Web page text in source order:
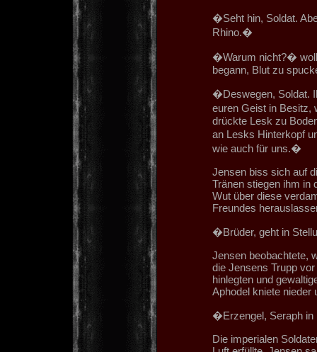
�Seht hin, Soldat.
Rhino.�
�Warum nicht?�
begann, Blut zu
�Deswegen, Soldat.
euren Geist in Besitz,
drückte Lesk zu
an Lesks Hinterkopf
wie auch für uns.�
Jensen biss sich auf
Tränen stiegen ihm in
Wut über diese
Freundes
�Brüder, geht in
Jensen beobachtete,
die Jensens Trupp
hinlegten und
Aphodel kniete nieder
�Erzengel, Seraph
Die imperialen